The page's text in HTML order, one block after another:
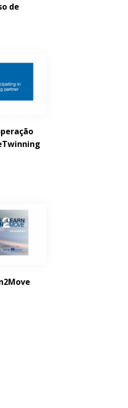
de